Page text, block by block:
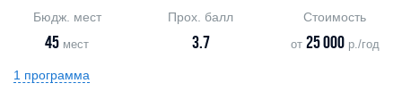
Бюдж. мест
45 мест
Прох. балл
3.7
Стоимость
от 25 000р./год
1 программа